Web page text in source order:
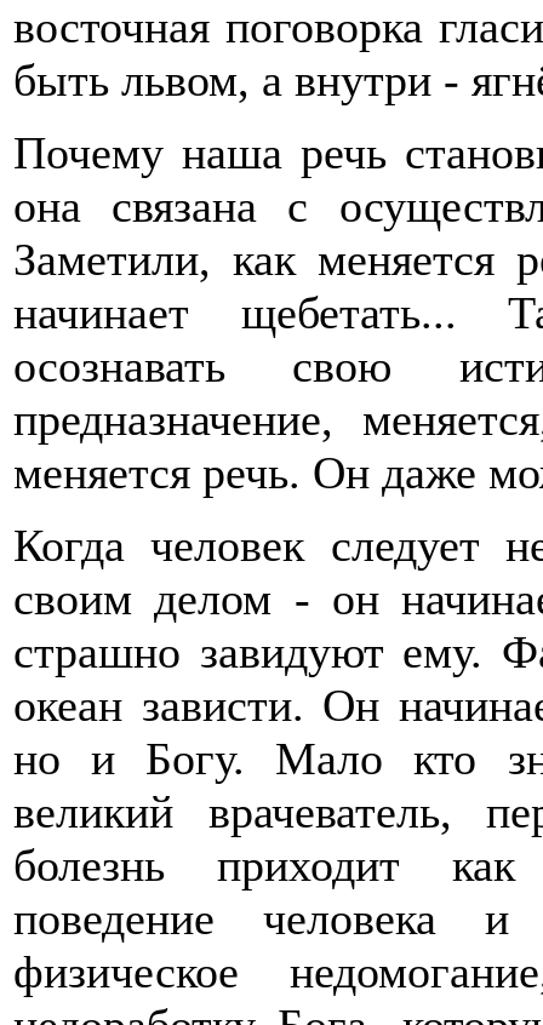
восточная поговорка
быть львом, а внутри -
Почему наша речь
она связана с
Заметили, как меняется
начинает щебетать...
осознавать свою
предназначение,
меняется речь. Он даже
Когда человек следует
своим делом - он
страшно завидуют ему.
океан зависти. Он
но и Богу. Мало кто
великий врачеватель,
болезнь приходит как
поведение человека
физическое